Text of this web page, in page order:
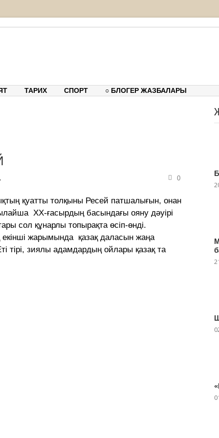
ТАРИХ СПОРТ ○ БЛОГЕР ЖАЗБАЛАРЫ
0
қуатты толқыны Ресей патшалығын, онан
ХХ-ғасырдың басындағы ояну дәуірі
сол құнарлы топырақта өсіп-өнді.
жарымында қазақ даласын жаңа
тірі, зиялы адамдардың ойлары қазақ та